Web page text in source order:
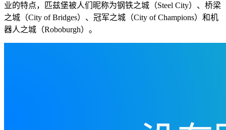
业的特点，匹兹堡被人们昵称为钢铁之城（Steel City）、桥梁
之城（City of Bridges）、冠军之城（City of Champions）和机
器人之城（Roboburgh）。